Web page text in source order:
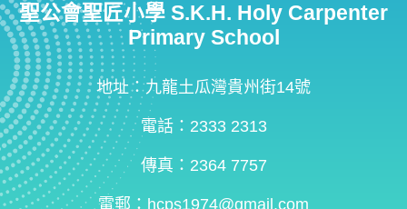
聖公會聖匠小學 S.K.H. Holy Carpenter
Primary School
地址：九龍土瓜灣貴州街14號
電話：2333 2313
傳真：2364 7757
電郵： hcps1974@gmail.com